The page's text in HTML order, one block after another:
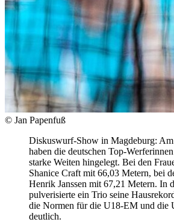
© Jan Papenfuß
Diskuswurf-Show in Magdeburg:
haben die deutschen Top-
starke Weiten hingelegt. Bei den
Shanice Craft mit 66,03 Metern, bei
Henrik Janssen mit 67,21 Metern. In
pulverisierte ein Trio seine
die Normen für die U18-EM und die
deutlich.